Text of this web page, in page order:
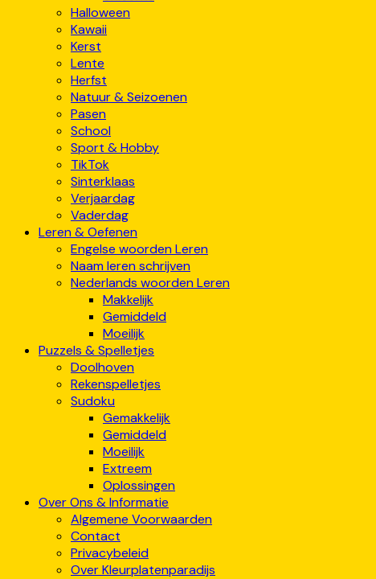
Halloween
Kawaii
Kerst
Lente
Herfst
Natuur & Seizoenen
Pasen
School
Sport & Hobby
TikTok
Sinterklaas
Verjaardag
Vaderdag
Leren & Oefenen
Engelse woorden Leren
Naam leren schrijven
Nederlands woorden Leren
Makkelijk
Gemiddeld
Moeilijk
Puzzels & Spelletjes
Doolhoven
Rekenspelletjes
Sudoku
Gemakkelijk
Gemiddeld
Moeilijk
Extreem
Oplossingen
Over Ons & Informatie
Algemene Voorwaarden
Contact
Privacybeleid
Over Kleurplatenparadijs